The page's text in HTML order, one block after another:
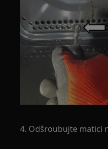
4. Odšroubujte matici